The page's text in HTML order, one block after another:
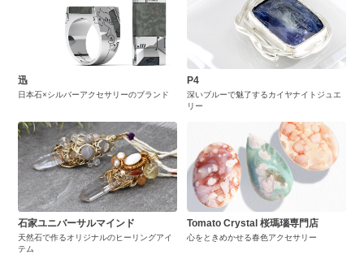
迅
日本石×シルバーアクセサリーのブランド
P4
深いブルーで魅了するカイヤナイトジュエ
リー
石家ユニバーサルマインド
天然石で作るオリジナルのヒーリングアイ
テム
Tomato Crystal 桜瑪瑙専門店
心をときめかせる春色アクセサリー